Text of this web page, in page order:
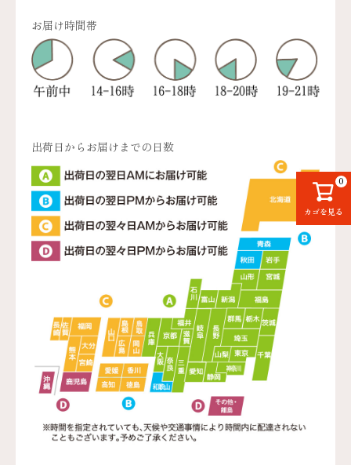
カゴを見る
0
お届け時間帯
出荷日からお届けまでの日数